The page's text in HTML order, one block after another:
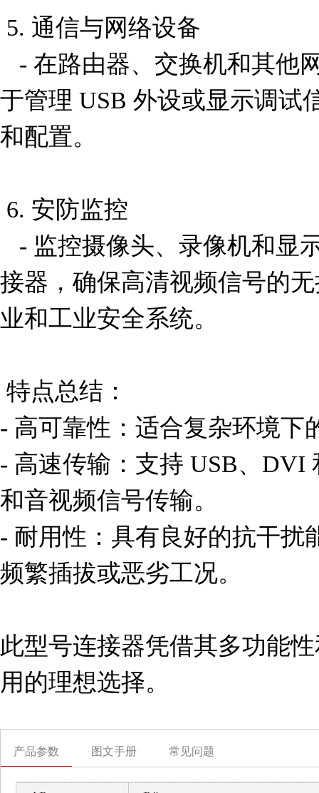
于管理 USB 外设或显示调试
和配置。
接器，确保高清视频信号的
业和工业安全系统。
- 高可靠性：适合复杂环境下
- 高速传输：支持 USB、DVI
和音视频信号传输。
- 耐用性：具有良好的抗干扰
频繁插拔或恶劣工况。
此型号连接器凭借其多功能
用的理想选择。
产品参数 图文手册 常见问题